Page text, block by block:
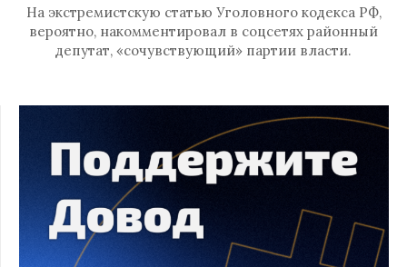
На экстремистскую статью Уголовного кодекса РФ,
вероятно, накомментировал в соцсетях районный
депутат, «сочувствующий» партии власти.